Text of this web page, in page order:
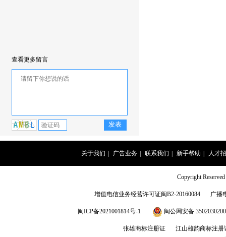
查看更多留言
关于我们 广告业务 联系我们 新手帮助 人才
Copyright
增值电信业务经营许可证闽B2-20160084 广播
闽ICP备2021001814号-1 闽公网安备
张雄商标注册证 江山雄韵商标注册